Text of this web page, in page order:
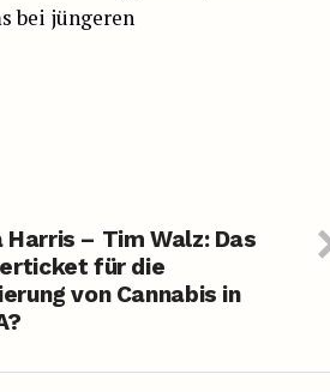
bei jüngeren
Harris – Tim Walz: Das
für die
von Cannabis in